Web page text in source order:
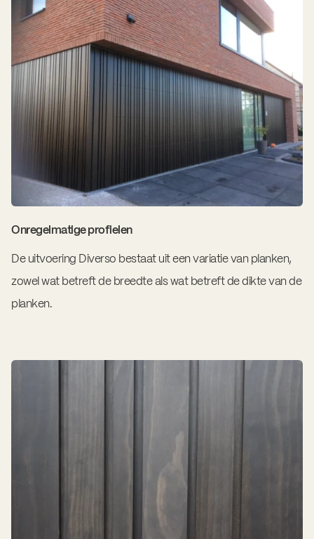
Onregelmatige profielen
De uitvoering Diverso bestaat uit een variatie van planken,
zowel wat betreft de breedte als wat betreft de dikte van de
planken.